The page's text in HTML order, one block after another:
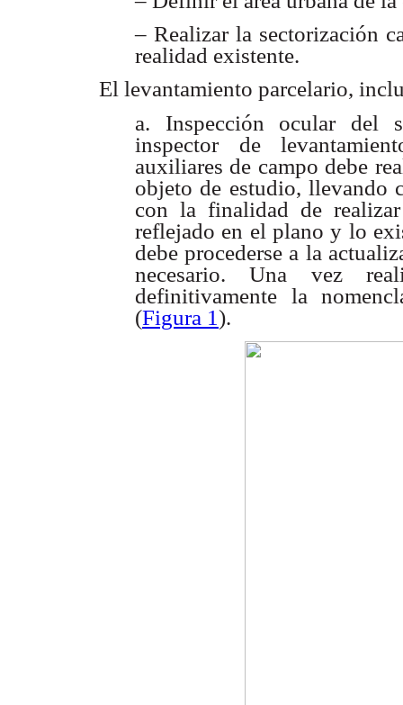
– Realizar la sectorización
realidad existente.
El levantamiento parcelario,
a. Inspección ocular del
inspector de
auxiliares de campo debe
objeto de estudio, llevando
con la finalidad de
reflejado en el plano y lo
debe procederse a la
necesario. Una vez
definitivamente la
(Figura 1).